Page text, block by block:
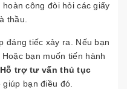
công đòi hỏi các giấy
thầu.
đáng tiếc xảy ra. Nếu bạn
bạn muốn tiến hành
trợ tư vấn thủ tục
giúp bạn điều đó.